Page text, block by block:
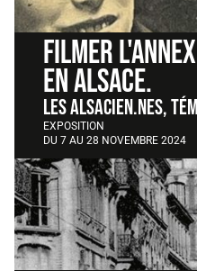
FILMER
EN ALSACE.
Les Alsacien.nes,
EXPOSITION
DU 7 AU 28 NOVEMBRE 2024